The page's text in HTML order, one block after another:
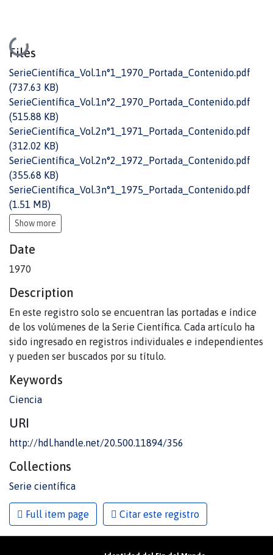
Loading...
Files
SerieCientífica_Vol.1n°1_1970_Portada_Contenido.pdf
(737.63 KB)
SerieCientífica_Vol.1n°2_1970_Portada_Contenido.pdf
(515.88 KB)
SerieCientífica_Vol.2n°1_1971_Portada_Contenido.pdf
(312.02 KB)
SerieCientífica_Vol.2n°2_1972_Portada_Contenido.pdf
(355.68 KB)
SerieCientífica_Vol.3n°1_1975_Portada_Contenido.pdf
(1.51 MB)
Show more
Date
1970
Description
En este registro solo se encuentran las portadas e índice
de los volúmenes de la Serie Científica. Cada artículo ha
sido ingresado en registros individuales e independientes
y pueden ser buscados por su título.
Keywords
Ciencia
URI
http://hdl.handle.net/20.500.11894/356
Collections
Serie científica
Full item page Citar este registro